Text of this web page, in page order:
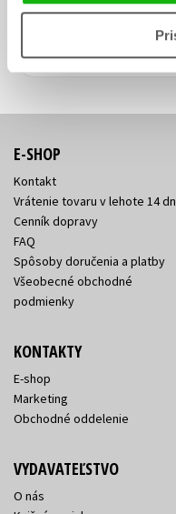
e-mailových noviniek!
emailová
adresa
emailová
adresa
Vaša emailová adresa
E-SHOP
Kontakt
Vrátenie tovaru v lehote 14
Cenník dopravy
FAQ
Spôsoby doručenia a platby
Všeobecné obchodné
podmienky
KONTAKTY
E-shop
Marketing
Obchodné oddelenie
VYDAVATEĽSTVO
O nás